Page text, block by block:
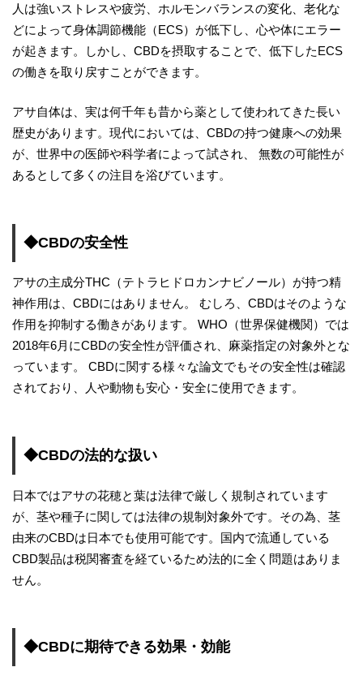
人は強いストレスや疲労、ホルモンバランスの変化、老化な
どによって身体調節機能（ECS）が低下し、心や体にエラー
が起きます。しかし、CBDを摂取することで、低下したECS
の働きを取り戻すことができます。
アサ自体は、実は何千年も昔から薬として使われてきた長い
歴史があります。現代においては、CBDの持つ健康への効果
が、世界中の医師や科学者によって試され、 無数の可能性が
あるとして多くの注目を浴びています。
◆CBDの安全性
アサの主成分THC（テトラヒドロカンナビノール）が持つ精
神作用は、CBDにはありません。 むしろ、CBDはそのような
作用を抑制する働きがあります。 WHO（世界保健機関）では
2018年6月にCBDの安全性が評価され、麻薬指定の対象外とな
っています。 CBDに関する様々な論文でもその安全性は確認
されており、人や動物も安心・安全に使用できます。
◆CBDの法的な扱い
日本ではアサの花穂と葉は法律で厳しく規制されています
が、茎や種子に関しては法律の規制対象外です。その為、茎
由来のCBDは日本でも使用可能です。国内で流通している
CBD製品は税関審査を経ているため法的に全く問題はありま
せん。
◆CBDに期待できる効果・効能